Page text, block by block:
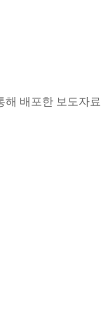
해 배포한 보도자